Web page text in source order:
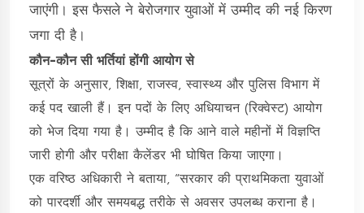
जाएंगी। इस फैसले ने बेरोजगार युवाओं में उम्मीद की नई किरण
जगा दी है।
कौन-कौन सी भर्तियां होंगी आयोग से
सूत्रों के अनुसार, शिक्षा, राजस्व, स्वास्थ्य और पुलिस विभाग में
कई पद खाली हैं। इन पदों के लिए अधियाचन (रिक्वेस्ट) आयोग
को भेज दिया गया है। उम्मीद है कि आने वाले महीनों में विज्ञप्ति
जारी होगी और परीक्षा कैलेंडर भी घोषित किया जाएगा।
एक वरिष्ठ अधिकारी ने बताया, “सरकार की प्राथमिकता युवाओं
को पारदर्शी और समयबद्ध तरीके से अवसर उपलब्ध कराना है।